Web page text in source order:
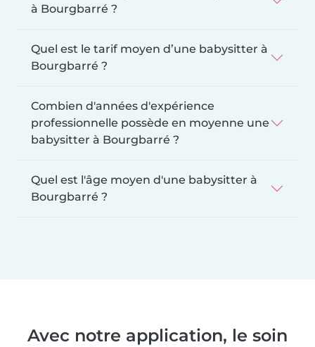
à Bourgbarré ?
Quel est le tarif moyen d’une babysitter à
Bourgbarré ?
Combien d'années d'expérience
professionnelle possède en moyenne une
babysitter à Bourgbarré ?
Quel est l'âge moyen d'une babysitter à
Bourgbarré ?
Avec notre application, le soin